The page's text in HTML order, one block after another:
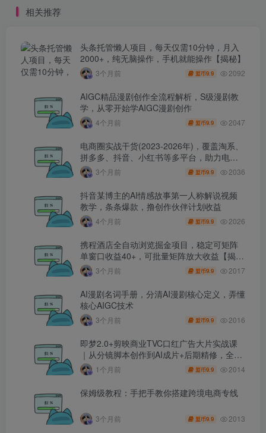
相关推荐
头条托管懒人项目，每天仅需10分钟，月入
2000+，纯无脑操作，手机就能操作【揭秘】
3个月前 盟币9.9 2092
AIGC精品漫剧创作全流程解析，S级漫剧教
学，从零开始学AIGC漫剧创作
4个月前 盟币9.9 2047
电商圈实战干货(2023-2026年)，覆盖淘系、
拼多多、抖音、小红书等多平台，助力电商
人避开坑、提效率、稳盈利(更新4月)
3个月前 盟币9.9 2036
抖音某博主的AI情感故事第一人称解说视频
教学，条条爆款，撸创作伙伴计划收益
4个月前 盟币9.9 2026
携程酒店全自动浏览掘金项目，稳定可矩阵
单窗口收益40+，可批量矩阵放大收益【揭
秘】3个月前 盟币9.9 2017
AI漫剧名词手册，分清AI漫剧核心定义，弄懂
核心AIGC技术
3个月前 盟币9.9 2016
即梦2.0+剪映商业TVC口红广告大片实战课
｜从分镜脚本创作到AI成片+后期精修，全流
程打造品牌级产品广告
1个月前 盟币9.9 2014
保姆级教程：手把手教你搭建跨境电商专线
3个月前 盟币9.9 2013